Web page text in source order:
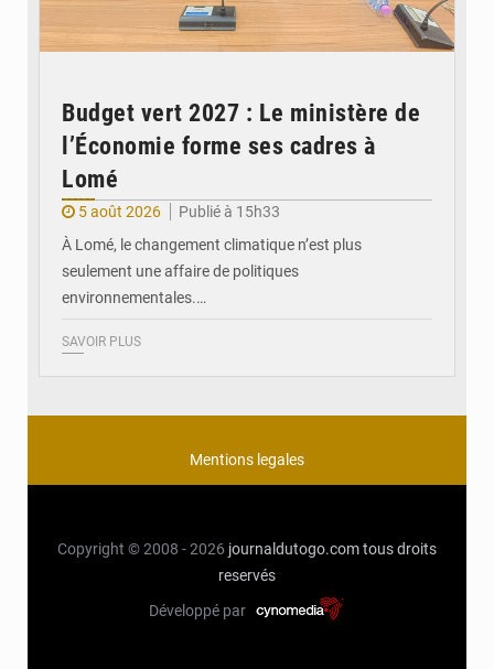
Budget vert 2027 : Le ministère de
l’Économie forme ses cadres à
Lomé
5 août 2026
Publié à 15h33
À Lomé, le changement climatique n’est plus
seulement une affaire de politiques
environnementales.…
SAVOIR PLUS
Mentions legales
Copyright © 2008 - 2026 journaldutogo.comtous droits
reservés
Développé par